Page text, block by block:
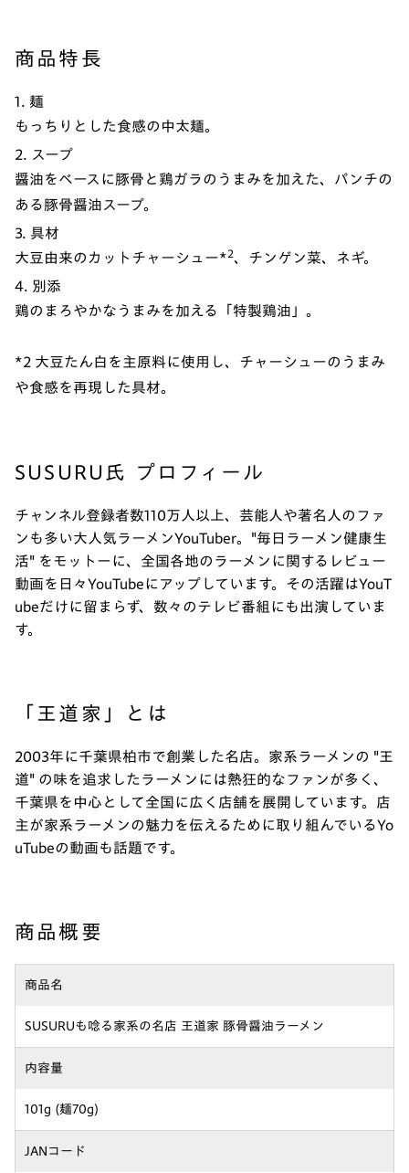
商品特長
1. 麺
もっちりとした食感の中太麺。
2. スープ
醤油をベースに豚骨と鶏ガラのうまみを加えた、パンチの
ある豚骨醤油スープ。
3. 具材
大豆由来のカットチャーシュー*2、チンゲン菜、ネギ。
4. 別添
鶏のまろやかなうまみを加える「特製鶏油」。
*2 大豆たん白を主原料に使用し、チャーシューのうまみ
や食感を再現した具材。
SUSURU氏 プロフィール
チャンネル登録者数110万人以上、芸能人や著名人のファ
ンも多い大人気ラーメンYouTuber。"毎日ラーメン健康生
活" をモットーに、全国各地のラーメンに関するレビュー
動画を日々YouTubeにアップしています。その活躍はYouT
ubeだけに留まらず、数々のテレビ番組にも出演していま
す。
「王道家」とは
2003年に千葉県柏市で創業した名店。家系ラーメンの "王
道" の味を追求したラーメンには熱狂的なファンが多く、
千葉県を中心として全国に広く店舗を展開しています。店
主が家系ラーメンの魅力を伝えるために取り組んでいるYo
uTubeの動画も話題です。
商品概要
商品名
SUSURUも唸る家系の名店 王道家 豚骨醤油ラーメン
内容量
101g (麺70g)
JANコード